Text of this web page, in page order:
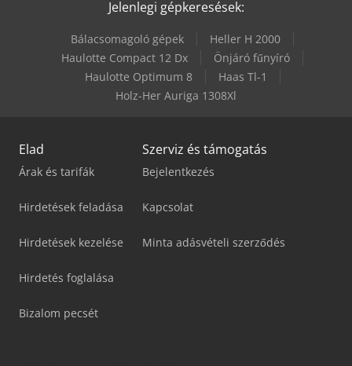
Jelenlegi gépkeresések:
Bálacsomagoló gépek
Heller H 2000
Haulotte Compact 12 Dx
Önjáró fűnyíró
Haulotte Optimum 8
Haas Tl-1
Holz-Her Auriga 1308Xl
Elad
Árak és tarifák
Hirdetések feladása
Hirdetések kezelése
Hirdetés foglalása
Bizalom pecsét
Szerviz és támogatás
Bejelentkezés
Kapcsolat
Minta adásvételi szerződés